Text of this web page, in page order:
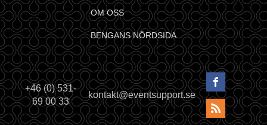
OM OSS
BENGANS NÖRDSIDA
+46 (0) 531-
69 00 33
kontakt@eventsupport.se